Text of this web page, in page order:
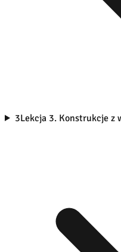
3Lekcja 3. Konstrukcje z